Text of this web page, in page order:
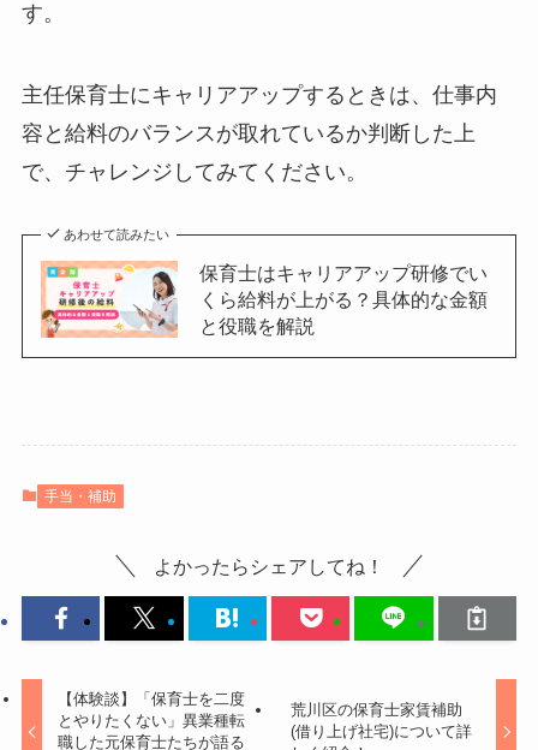
す。
主任保育士にキャリアアップするときは、仕事内
容と給料のバランスが取れているか判断した上
で、チャレンジしてみてください。
あわせて読みたい
保育士はキャリアアップ研修でい
くら給料が上がる？具体的な金額
と役職を解説
手当・補助
よかったらシェアしてね！
【体験談】「保育士を二度
とやりたくない」異業種転
職した元保育士たちが語る
荒川区の保育士家賃補助
(借り上げ社宅)について詳